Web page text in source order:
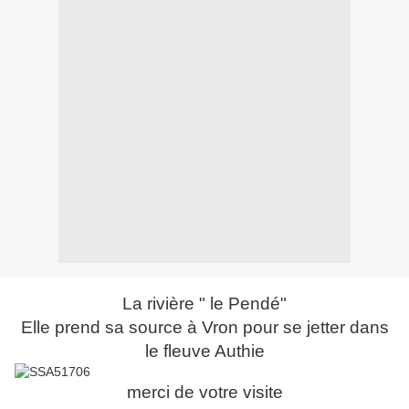
La rivière " le Pendé"
Elle prend sa source à Vron pour se jetter dans
le fleuve Authie
merci de votre visite